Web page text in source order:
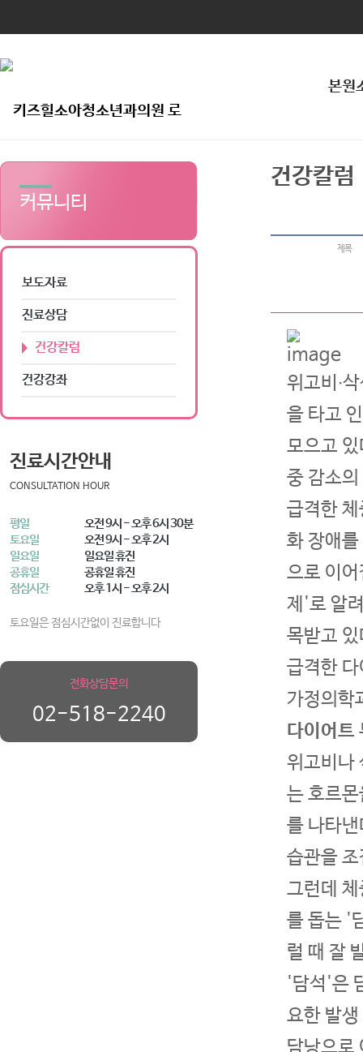
본원
커뮤니티
보도자료
진료상담
건강칼럼
건강강좌
진료시간안내
CONSULTATION HOUR
평일
오전 9시 - 오후 6시 30분
토요일
오전 9시 - 오후 2시
일요일
일요일 휴진
공휴일
공휴일 휴진
점심시간
오후 1시 - 오후 2시
토요일은 점심시간없이 진료합니다
전화상담문의
02-518-2240
건강칼럼
제목
위고비∙
을 타고
모으고
중 감소
급격한
화 장애
으로 이
제'로 알
목받고
급격한
가정의학
다이어트
위고비나
는 호르
를 나타
습관을
그런데
를 돕는 '
럴 때 잘
'담석'은
요한 발
담낭으로